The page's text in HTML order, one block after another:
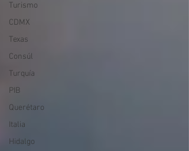
Turismo
CDMX
Texas
Consúl
Turquía
PIB
Querétaro
Italia
Hidalgo